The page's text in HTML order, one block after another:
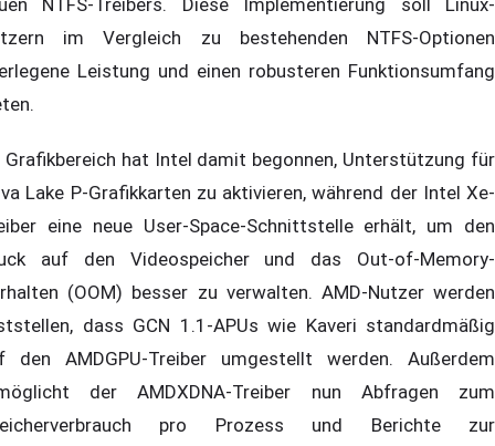
NTFS-Treibers. Diese Implementierung soll Linux-
im Vergleich zu bestehenden NTFS-Optionen
Leistung und einen robusteren Funktionsumfang
Grafikbereich hat Intel damit begonnen, Unterstützung für
Lake P-Grafikkarten zu aktivieren, während der Intel Xe-
eine neue User-Space-Schnittstelle erhält, um den
auf den Videospeicher und das Out-of-Memory-
(OOM) besser zu verwalten. AMD-Nutzer werden
dass GCN 1.1-APUs wie Kaveri standardmäßig
den AMDGPU-Treiber umgestellt werden. Außerdem
der AMDXDNA-Treiber nun Abfragen zum
pro Prozess und Berichte zur